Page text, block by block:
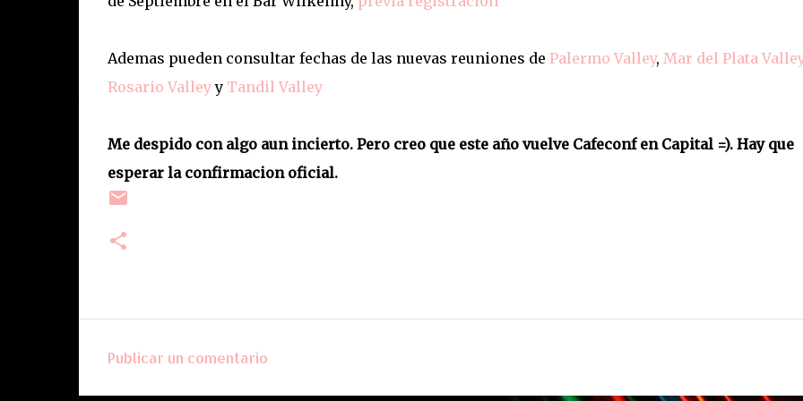
Ademas pueden consultar fechas de las nuevas reuniones de Palermo Valley, Mar del Plata Valley
Rosario Valleyy Tandil Valley
Me despido con algo aun incierto. Pero creo que este año vuelve Cafeconf en Capital =). Hay que
esperar la confirmacion oficial.
Publicar un comentario